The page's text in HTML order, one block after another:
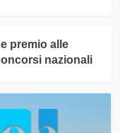
premio alle
nazionali